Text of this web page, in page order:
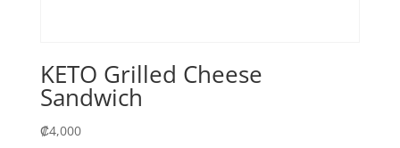
KETO Grilled Cheese
Sandwich
₡4,000